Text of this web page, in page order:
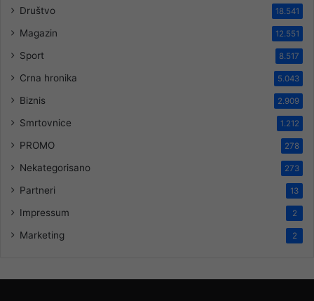
Društvo 18.541
Magazin 12.551
Sport 8.517
Crna hronika 5.043
Biznis 2.909
Smrtovnice 1.212
PROMO 278
Nekategorisano 273
Partneri 13
Impressum 2
Marketing 2